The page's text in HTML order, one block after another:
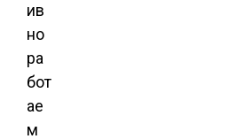
ив
но
ра
бот
ае
м